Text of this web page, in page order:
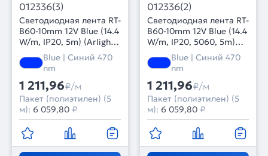
012336(3)
Светодиодная лента RT-
B60-10mm 12V Blue (14.4
W/m, IP20, 5m) (Arlight,
Открытый)Blue | Синий 470
nm
1 211,96₽/м
Пакет (полиэтилен) (5
м): 6 059,80 ₽
012336(2)
Светодиодная лента RT-
B60-10mm 12V Blue (14.4
W/m, IP20, 5060, 5m)
(Arlight, Открытый)
Blue | Синий 470
nm
1 211,96₽/м
Пакет (полиэтилен) (5
м): 6 059,80 ₽